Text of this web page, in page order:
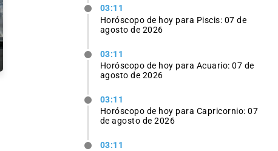
03:11
Horóscopo de hoy para Piscis: 07 de
agosto de 2026
03:11
Horóscopo de hoy para Acuario: 07 de
agosto de 2026
03:11
Horóscopo de hoy para Capricornio: 07
de agosto de 2026
03:11